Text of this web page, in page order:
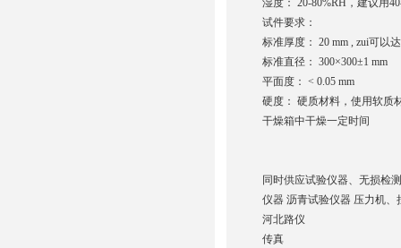
湿度： 20-80%RH，建议用
试件要求：
标准厚度： 20 mm , zui可以
标准直径： 300×300±1 mm
平面度： < 0.05 mm
硬度： 硬质材料，使用软质
干燥箱中干燥一定时间
同时供应试验仪器、无损检
仪器 沥青试验仪器 压力机
河北路仪
传真